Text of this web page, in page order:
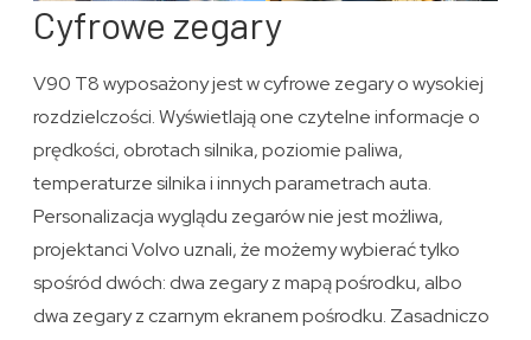
Cyfrowe zegary
V90 T8 wyposażony jest w cyfrowe zegary o wysokiej
rozdzielczości. Wyświetlają one czytelne informacje o
prędkości, obrotach silnika, poziomie paliwa,
temperaturze silnika i innych parametrach auta.
Personalizacja wyglądu zegarów nie jest możliwa,
projektanci Volvo uznali, że możemy wybierać tylko
spośród dwóch: dwa zegary z mapą pośrodku, albo
dwa zegary z czarnym ekranem pośrodku. Zasadniczo